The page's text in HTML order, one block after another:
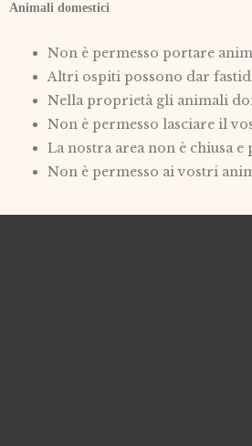
Animali domestici
Non è permesso portare
Altri ospiti possono dar
Nella proprietà gli animali
Non è permesso lasciare il
La nostra area non è chiusa
Non è permesso ai vostri